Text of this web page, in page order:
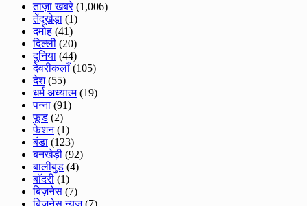
ताज़ा खबरे(1,006)
तेंदूखेड़ा (1)
दमोह (41)
दिल्ली (20)
दुनिया (44)
देवरीकलाँ(105)
देश(55)
धर्म अध्यात्म(19)
पन्ना (91)
फूड (2)
फेशन(1)
बंडा (123)
बनखेड़ी (92)
बालीबुड (4)
बाॅदरी (1)
बिज़नेस (7)
बिजनेस न्यूज़(7)